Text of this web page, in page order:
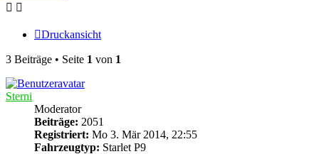
Druckansicht
3 Beiträge • Seite 1 von 1
Sterni
Moderator
Beiträge: 2051
Registriert: Mo 3. Mär 2014, 22:55
Fahrzeugtyp: Starlet P9